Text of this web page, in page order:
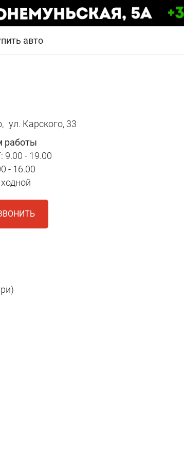
авто
ул. Карского, 33
работы
- 19.00
- 16.00